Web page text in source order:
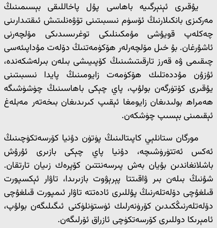
يۇقىرى ئېنېرگىيە باھاسى پۇل پاخاللىقى بېسىمىنىڭ
مەركىزى بانكىلارنىڭ ئۆسۈم نىسبىتىنى تۆۋەنلىتىش ئىقتىدارىنى
چەكلەپ قويۇشى مۇمكىنلىكى توغرىسىدىكى مۆلچەرنى
ئاشۇرغان. بۇ خىل مۆلچەرلەر ھۆكۈمەتنىڭ دۆلەت مۇداپىئەسى
چىقىمى ۋە قەرز تارقىتىشىنىڭ كۆپىيىشى بىلەن بىرلەشكەندە،
ئۇزۇن مۇددەتلىك ھۆكۈمەت زايومىنىڭ پايدا نىسبىتىنى
يۇقىرى كۆتۈرگەن بولۇپ، پاي چېكى باھاسىنىڭ چۈشۈشىگە
ھەمراھ بولىدىغان زايومغا ئېقىپ كىرىدىغان بىخەتەر مەبلەغ
ئېقىمىنى بېسىپ چۈشكەن.
مورگان ستانلېي كاپىتالىنىڭ پۈتۈن دۇنيا كۆرسەتكۈچىنىڭ
ئەكس ئەتتۈرۈشىچە، دۇنيا پاي چېكى بازىرى ئۇرۇش
باشلانغاندىن بۇيان بەش پىرسەنتتىن كۆپرەك زىيان تارتقان.
شۇنىڭ بىلەن بىر ۋاقىتتا پېرېۋوت بازىرىدا، تاۋار ئېكسپورت
قىلغۇچى دۆلەتلەرنىڭ پۇللىرى ئادەتتە تاۋار ئىمپورت قىلغۇچى
دۆلەتلەرنىڭكىدىن كۆرۈنەرلىك ئۈستۈنلۈكنى ئىگىلىگەن بولۇپ،
ئامېرىكا دوللىرى كۆرسەتكۈچى ئازراق ئۆرلىگەن.